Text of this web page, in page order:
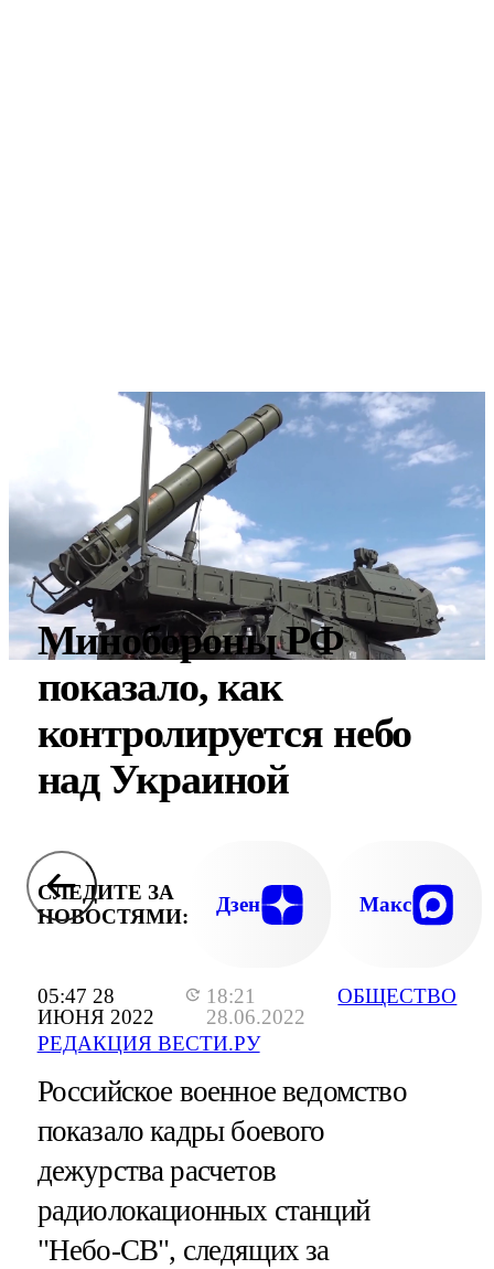
05:47 28
ИЮНЯ 2022
18:21
28.06.2022
РЕДАКЦИЯ ВЕСТИ.РУ
ОБЩЕСТВО
Минобороны РФ
показало, как
контролируется небо
над Украиной
СЛЕДИТЕ ЗА
НОВОСТЯМИ:
Дзен Макс
Российское военное ведомство
показало кадры боевого
дежурства расчетов
радиолокационных станций
"Небо-СВ", следящих за